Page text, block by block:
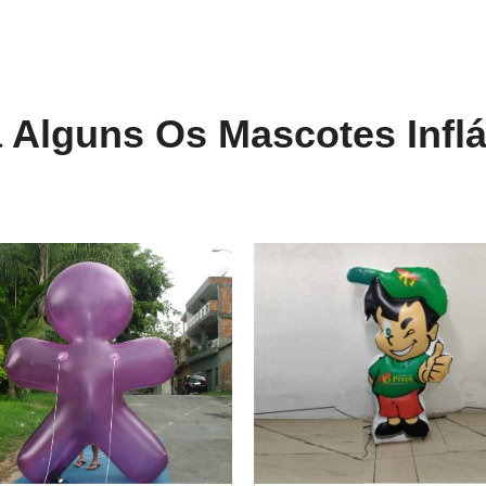
Alguns Os Mascotes